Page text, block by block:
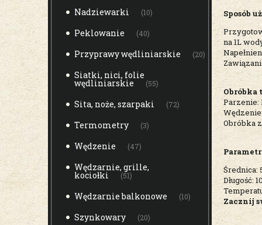
Nadziewarki (10)
Peklowanie (40)
Przyprawy wędliniarskie (20)
Siatki, nici, folie
wędliniarskie (55)
Sita, noże, szarpaki (72)
Termometry (3)
Wędzenie (47)
Wędzarnie, grille,
kociołki (51)
Wędzarnie balkonowe (10)
Szynkowary (20)
Sposób
na 1L
Obróbka
Parzenie:
Obróbka
Średnica:
Długość:
Zacznij